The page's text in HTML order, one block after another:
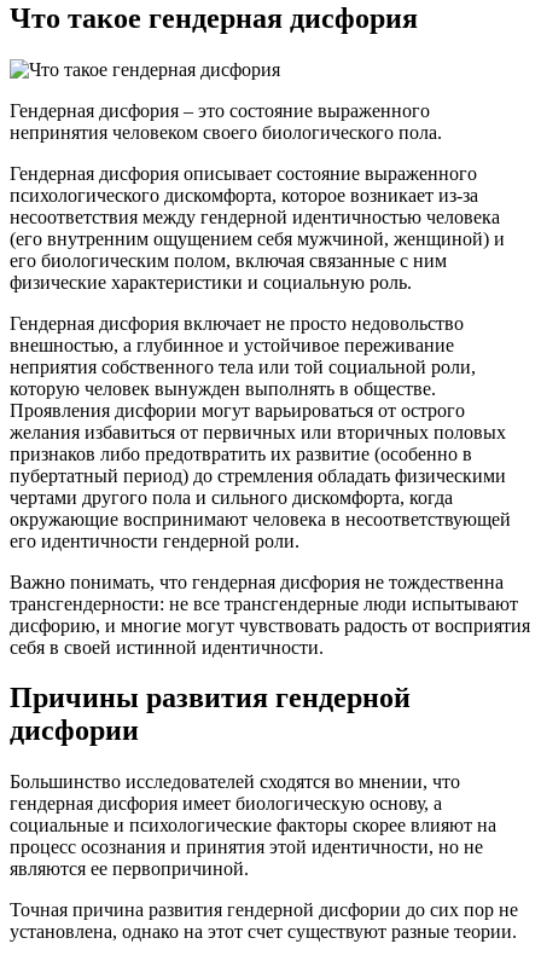
Что такое гендерная дисфория
Гендерная дисфория – это состояние выраженного
непринятия человеком своего биологического пола.
Гендерная дисфория описывает состояние выраженного
психологического дискомфорта, которое возникает из-за
несоответствия между гендерной идентичностью человека
(его внутренним ощущением себя мужчиной, женщиной) и
его биологическим полом, включая связанные с ним
физические характеристики и социальную роль.
Гендерная дисфория включает не просто недовольство
внешностью, а глубинное и устойчивое переживание
неприятия собственного тела или той социальной роли,
которую человек вынужден выполнять в обществе.
Проявления дисфории могут варьироваться от острого
желания избавиться от первичных или вторичных половых
признаков либо предотвратить их развитие (особенно в
пубертатный период) до стремления обладать физическими
чертами другого пола и сильного дискомфорта, когда
окружающие воспринимают человека в несоответствующей
его идентичности гендерной роли.
Важно понимать, что гендерная дисфория не тождественна
трансгендерности: не все трансгендерные люди испытывают
дисфорию, и многие могут чувствовать радость от восприятия
себя в своей истинной идентичности.
Причины развития гендерной
дисфории
Большинство исследователей сходятся во мнении, что
гендерная дисфория имеет биологическую основу, а
социальные и психологические факторы скорее влияют на
процесс осознания и принятия этой идентичности, но не
являются ее первопричиной.
Точная причина развития гендерной дисфории до сих пор не
установлена, однако на этот счет существуют разные теории.